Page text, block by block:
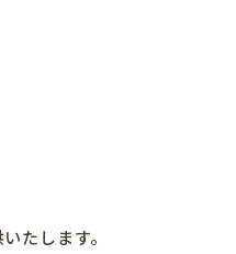
たします。